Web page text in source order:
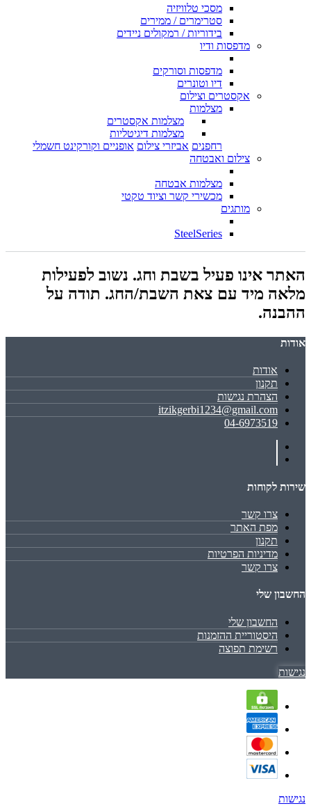
מסכי טלוויזיה
סטרימרים / ממירים
בידוריות / רמקולים ניידים
מדפסות ודיו
מדפסות וסורקים
דיו וטונרים
אקסטרים וצילום
מצלמות
מצלמות אקסטרים
מצלמות דיגיטליות
רחפנים אביזרי צילום אופניים וקורקינט חשמלי
צילום ואבטחה
מצלמות אבטחה
מכשירי קשר וציוד טקטי
מותגים
SteelSeries
האתר אינו פעיל בשבת וחג. נשוב לפעילות
מלאה מיד עם צאת השבת/החג. תודה על
ההבנה.
אודות
אודות
תקנון
הצהרת נגישות
itzikgerbi1234@gmail.com
04-6973519
שירות לקוחות
צרו קשר
מפת האתר
תקנון
מדיניות הפרטיות
צרו קשר
החשבון שלי
החשבון שלי
היסטוריית ההזמנות
רשימת תפוצה
נגישות
נגישות